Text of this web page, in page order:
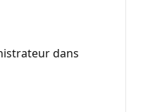
dans